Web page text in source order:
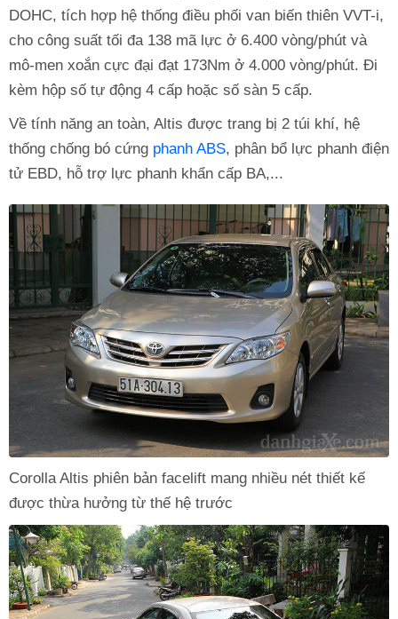
DOHC, tích hợp hệ thống điều phối van biến thiên VVT-i,
cho công suất tối đa 138 mã lực ở 6.400 vòng/phút và
mô-men xoắn cực đại đạt 173Nm ở 4.000 vòng/phút. Đi
kèm hộp số tự động 4 cấp hoặc số sàn 5 cấp.
Về tính năng an toàn, Altis được trang bị 2 túi khí, hệ
thống chống bó cứng phanh ABS, phân bổ lực phanh điện
tử EBD, hỗ trợ lực phanh khẩn cấp BA,...
Corolla Altis phiên bản facelift mang nhiều nét thiết kế
được thừa hưởng từ thế hệ trước